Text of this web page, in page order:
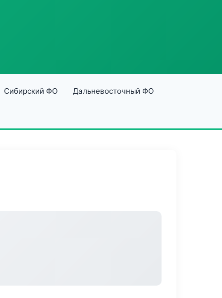
Сибирский ФО Дальневосточный ФО